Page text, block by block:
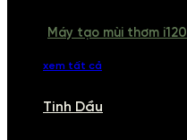
Máy tạo mùi thơm i120
xem tất cả
Tinh Dầu